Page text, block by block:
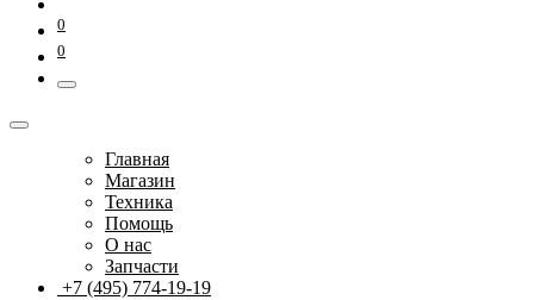
0
0
Главная
Магазин
Техника
Помощь
О нас
Запчасти
+7 (495) 774-19-19